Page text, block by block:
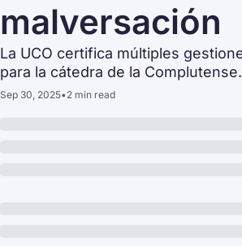
malversación
La UCO certifica múltiples
para la cátedra de la Complutense.
Sep 30, 2025•2 min read